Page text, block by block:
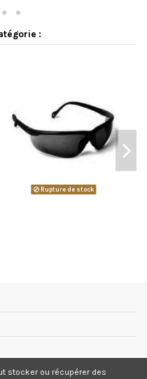
:
Rupture de stock
stocker ou récupérer des